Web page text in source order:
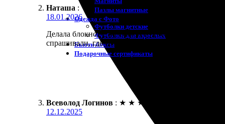
Пазлы магнитные
Одежда с Фото
Футболки детские
Футболки для взрослых
Бьюти-боксы
Подарочные сертификаты
Наташа :
18.01.2026
Делала блокнот с обложкой из своего фото. Идея
спрашивали, где такое заказывала.
Всеволод Логинов : ★ ★ ★
12.12.2025